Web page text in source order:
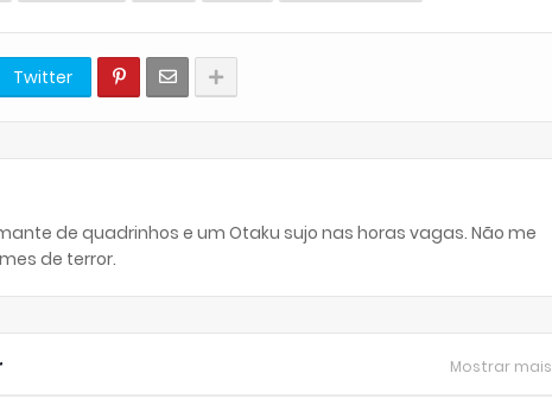
Twitter
de quadrinhos e um Otaku sujo nas horas vagas. Não me
de terror.
Mostrar mais